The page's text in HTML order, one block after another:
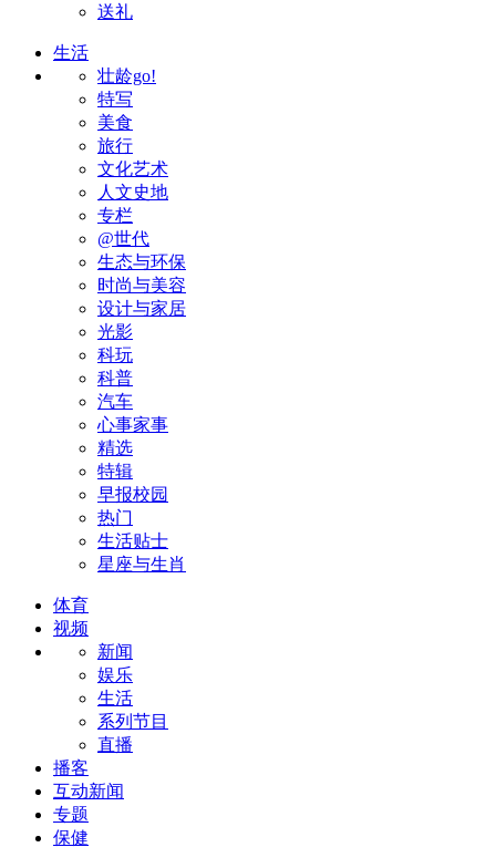
送礼
生活
壮龄go!
特写
美食
旅行
文化艺术
人文史地
专栏
@世代
生态与环保
时尚与美容
设计与家居
光影
科玩
科普
汽车
心事家事
精选
特辑
早报校园
热门
生活贴士
星座与生肖
体育
视频
新闻
娱乐
生活
系列节目
直播
播客
互动新闻
专题
保健